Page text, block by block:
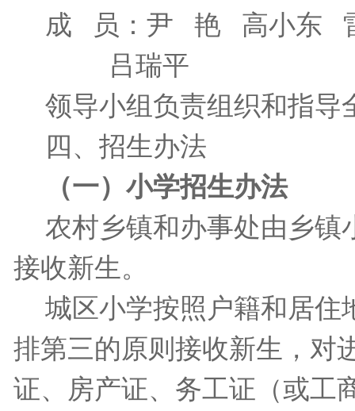
成
员：尹 艳 高小东
吕瑞平
领导小组负责组织和指导
四、招生办法
（一）小学招生办法
农村乡镇和办事处由乡镇
接收新生。
城区小学按照户籍和居住
排第三的原则接收新生，对
证、房产证、务工证（或工